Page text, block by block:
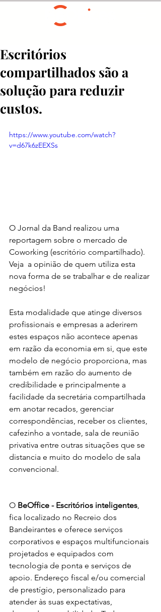
Escritórios
compartilhados são a
solução para reduzir
custos.
https://www.youtube.com/watch?
v=d67k6zEEXSs
O Jornal da Band realizou uma
reportagem sobre o mercado de
Coworking (escritório compartilhado).
Veja  a opinião de quem utiliza esta
nova forma de se trabalhar e de realizar
negócios!
Esta modalidade que atinge diversos
profissionais e empresas a aderirem
estes espaços não acontece apenas
em razão da economia em si, que este
modelo de negócio proporciona, mas
também em razão do aumento de
credibilidade e principalmente a
facilidade da secretária compartilhada
em anotar recados, gerenciar
correspondências, receber os clientes,
cafezinho a vontade, sala de reunião
privativa entre outras situações que se
distancia e muito do modelo de sala
convencional.
O BeOffice - Escritórios inteligentes
fica localizado no Recreio dos
Bandeirantes e oferece serviços
corporativos e espaços multifuncionais
projetados e equipados com
tecnologia de ponta e serviços de
apoio. Endereço fiscal e/ou comercial
de prestígio, personalizado para
atender às suas expectativas,